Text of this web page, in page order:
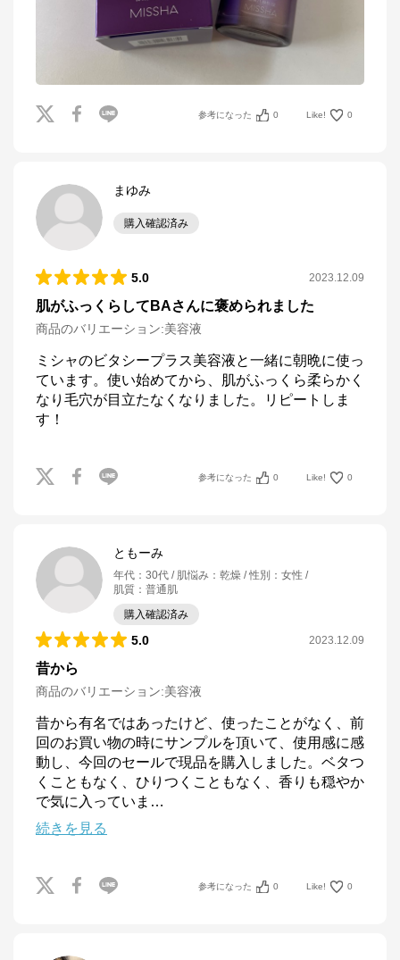
参考になった 0 Like! 0
まゆみ
購入確認済み
5.0 2023.12.09
肌がふっくらしてBAさんに褒められました
商品のバリエーション:美容液
ミシャのビタシープラス美容液と一緒に朝晩に使っ
ています。使い始めてから、肌がふっくら柔らかく
なり毛穴が目立たなくなりました。リピートしま
す！
参考になった 0 Like! 0
ともーみ
年代 ： 30代 肌悩み ： 乾燥 性別 ： 女性
肌質 ： 普通肌
購入確認済み
5.0 2023.12.09
昔から
商品のバリエーション:美容液
昔から有名ではあったけど、使ったことがなく、前
回のお買い物の時にサンプルを頂いて、使用感に感
動し、今回のセールで現品を購入しました。ベタつ
くこともなく、ひりつくこともなく、香りも穏やか
で気に入っていま …
続きを見る
参考になった 0 Like! 0